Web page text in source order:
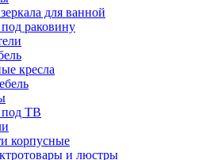
для ванной
раковину
кресла
ТВ
корпусные
и люстры